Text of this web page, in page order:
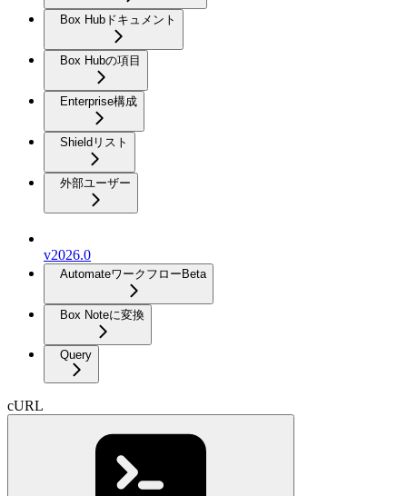
Box Hubドキュメント
Box Hubの項目
Enterprise構成
Shieldリスト
外部ユーザー
v2026.0
Automateワークフロー Beta
Box Noteに変換
Query
cURL